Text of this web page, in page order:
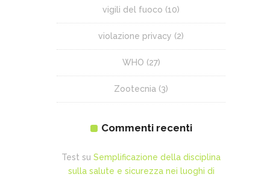
vigili del fuoco (10)
violazione privacy (2)
WHO (27)
Zootecnia (3)
Commenti recenti
Test su Semplificazione della disciplina
sulla salute e sicurezza nei luoghi di